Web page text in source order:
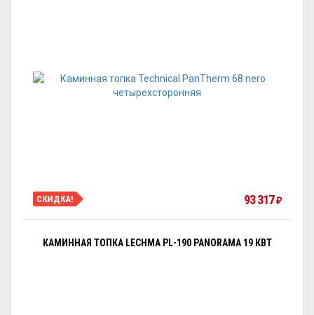
СКИДКА! 93 317₽
КАМИННАЯ ТОПКА LECHMA PL-190 PANORAMA 19 КВТ